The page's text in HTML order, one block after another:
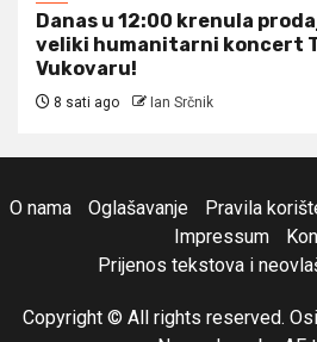
Danas u 12:00 krenula
veliki humanitarni koncert
Vukovaru!
8 sati ago Ian Srčnik
O nama Oglašavanje Pravila
Impressum
Prijenos tekstova i
Copyright © All rights reserved.